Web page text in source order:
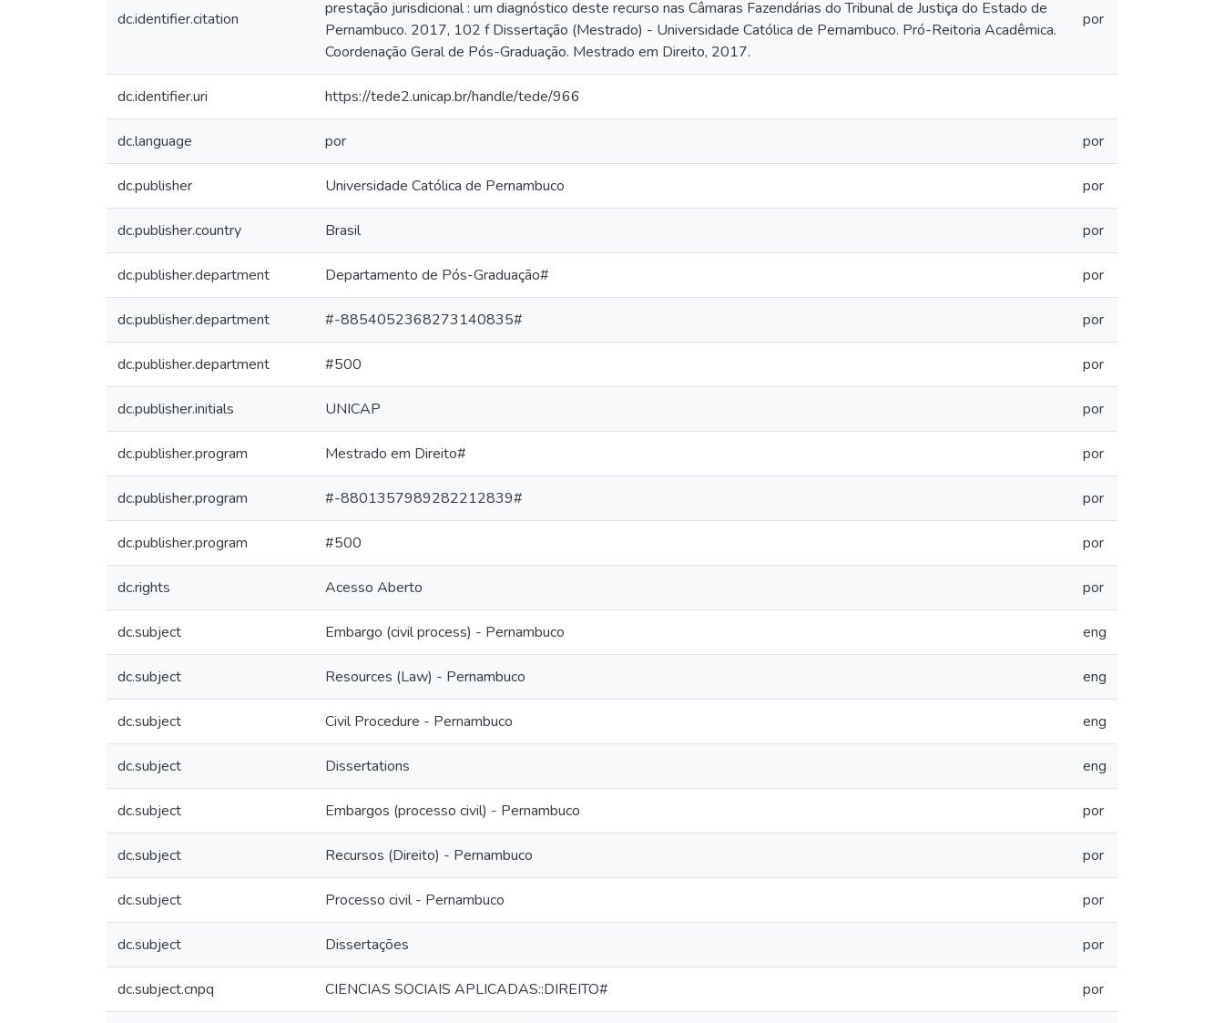
dc.identifier.citation
prestação jurisdicional : um diagnóstico deste recurso nas Câmaras Fazendárias do Tribunal de Justiça do Estado de
Pernambuco. 2017, 102 f Dissertação (Mestrado) - Universidade Católica de Pernambuco. Pró-Reitoria Acadêmica.
Coordenação Geral de Pós-Graduação. Mestrado em Direito, 2017.
por
dc.identifier.uri https://tede2.unicap.br/handle/tede/966
dc.language por por
dc.publisher Universidade Católica de Pernambuco por
dc.publisher.country Brasil por
dc.publisher.department Departamento de Pós-Graduação# por
dc.publisher.department #-8854052368273140835# por
dc.publisher.department #500 por
dc.publisher.initials UNICAP por
dc.publisher.program Mestrado em Direito# por
dc.publisher.program #-8801357989282212839# por
dc.publisher.program #500 por
dc.rights Acesso Aberto por
dc.subject Embargo (civil process) - Pernambuco eng
dc.subject Resources (Law) - Pernambuco eng
dc.subject Civil Procedure - Pernambuco eng
dc.subject Dissertations eng
dc.subject Embargos (processo civil) - Pernambuco por
dc.subject Recursos (Direito) - Pernambuco por
dc.subject Processo civil - Pernambuco por
dc.subject Dissertações por
dc.subject.cnpq CIENCIAS SOCIAIS APLICADAS::DIREITO# por